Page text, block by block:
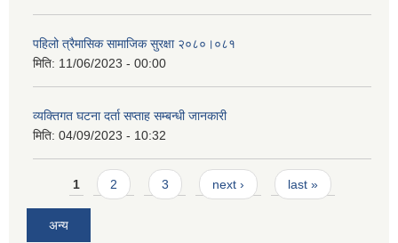
पहिलो त्रैमासिक सामाजिक सुरक्षा २०८०।०८१
मिति: 11/06/2023 - 00:00
व्यक्तिगत घटना दर्ता सप्ताह सम्बन्धी जानकारी
मिति: 04/09/2023 - 10:32
Pages
1 2 3 next › last »
अन्य